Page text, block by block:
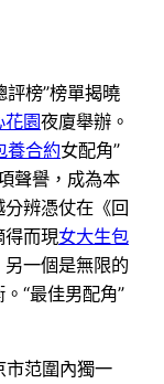
評榜”榜單揭曉
花園夜廈舉辦。
養合約女配角”
聲譽，成為本
辨憑仗在《回
得而現女大生包
一個是無限的
“最佳男配角”
市范圍內獨一